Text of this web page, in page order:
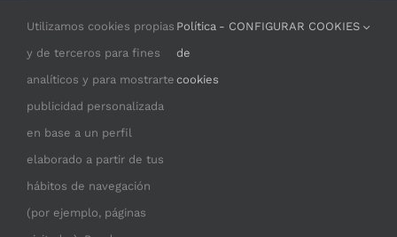
Por razones de privacidad Facebook
necesita tu permiso para cargarse.
Utilizamos cookies propias
y de terceros para fines
analíticos y para mostrarte
publicidad personalizada
en base a un perfil
elaborado a partir de tus
hábitos de navegación
(por ejemplo, páginas
Política
de
cookies
- CONFIGURAR COOKIES